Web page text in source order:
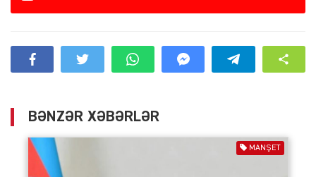
BƏNZƏR XƏBƏRLƏR
MANŞET